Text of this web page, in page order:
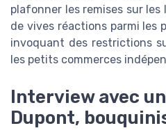
plafonner les remises sur
de vives réactions parmi les
invoquant des restrictions
les petits commerces
Interview avec
Dupont,